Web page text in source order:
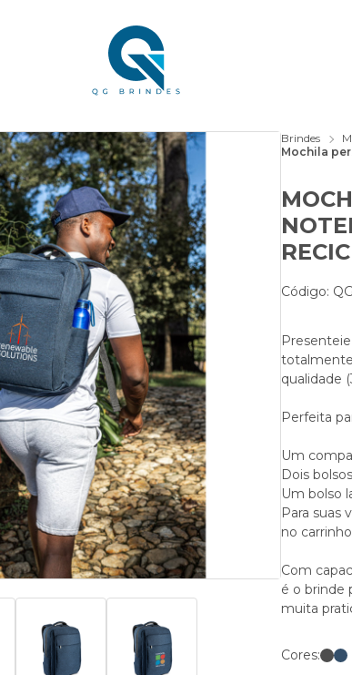
Brindes
Mochila
Código:
qualidade
Perfeita
Um
Dois
Um bolso
Para suas
no
Com
é o brinde
muita
Cores: